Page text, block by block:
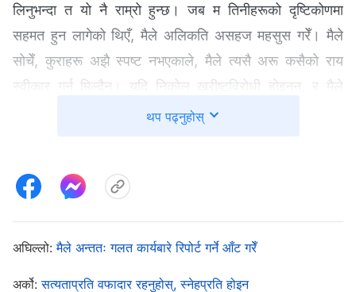
लिनुभन्दा त यो नै राम्रो हुन्छ। जब म तिनीहरूको दृष्टिकोणमा
सहमत हुन लागेको थिएँ, मैले अलिकति असहज महसुस गरेँ। मैले
सोचेँ, कुराहरू अझै स्पष्ट नभएकाले, मैले त्यसै अरू कसैको राय
स्वीकार गर्न मिल्दैन। यदि निकोल ख्रीष्टविरोधी होइनन्, र मैले
अन्धाधुन्ध अरूको पछि लागेर तिनलाई त्यस्तो चित्रण गरेँ भने, मैले
मेटाउन सकिँदैन। विवेकले घोचेको कारणले, मैले आलिनासँग सहमत
त्यसपछि, मैले ख्रीष्टविरोधीहरूलाई कसरी खुट्याउने भन्नेबारे
सत्यता खोजेँ। परमेश्‍वरको वचनमा मैले पढेँ: “
थप पढ्नुहोस्
अघिल्लो:मैले अन्ततः गलत कार्यबारे रिपोर्ट गर्ने आँट गरेँ
अर्को:सत्यताप्रति वफादार रहनुहोस्, स्नेहप्रति होइन